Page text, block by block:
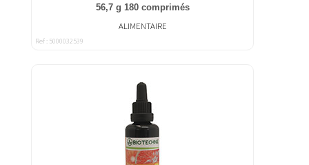
56,7 g 180 comprimés
ALIMENTAIRE
Ref : 5000032539